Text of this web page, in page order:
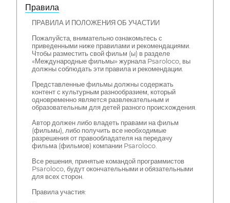
Правила
ПРАВИЛА И ПОЛОЖЕНИЯ ОБ УЧАСТИИ
Пожалуйста, внимательно ознакомьтесь с
приведенными ниже правилами и рекомендациями.
Чтобы разместить свой фильм (ы) в разделе
«Международные фильмы» журнала Psaroloco, вы
должны соблюдать эти правила и рекомендации.
Представленные фильмы должны содержать
контент с культурным разнообразием, который
одновременно является развлекательным и
образовательным для детей разного происхождения.
Автор должен либо владеть правами на фильм
(фильмы), либо получить все необходимые
разрешения от правообладателя на передачу
фильма (фильмов) компании Psaroloco.
Все решения, принятые командой программистов
Psaroloco, будут окончательными и обязательными
для всех сторон.
Правила участия: